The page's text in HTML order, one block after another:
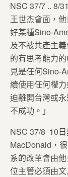
NSC 37/7 .. 8/
王世杰會面，
好某種Sino-
及不被共產主
的有思考能力
見是任何Sino-
續使用任何權
迫離開台灣或
不成功。」
NSC 37/8 10
MacDonald，
系的改革會由
位主管必須由